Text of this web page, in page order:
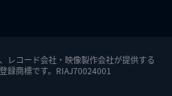
レコード会社・映像製作会社が提供する
録商標です。RIAJ70024001